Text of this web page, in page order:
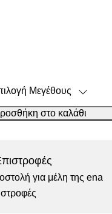
Μεγέθους
για να ειδοποιηθείτε
στο καλάθι
για μέλη της ena